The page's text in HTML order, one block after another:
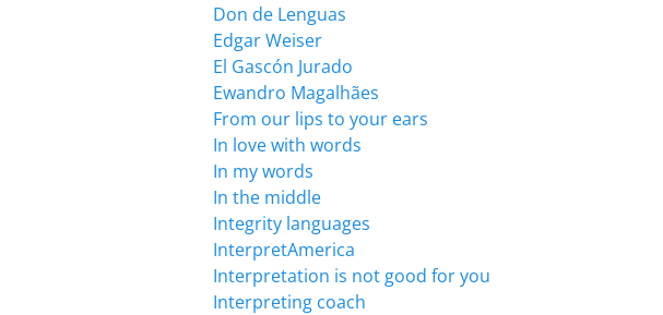
Don de Lenguas
Edgar Weiser
El Gascón Jurado
Ewandro Magalhães
From our lips to your ears
In love with words
In my words
In the middle
Integrity languages
InterpretAmerica
Interpretation is not good for you
Interpreting coach